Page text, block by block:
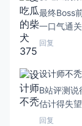
最终Boss
一口气通
回复
设计师不秃
B站评测
估计得失望
回复